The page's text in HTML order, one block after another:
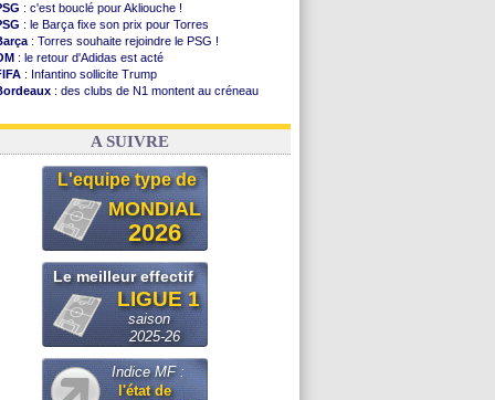
: c'est bouclé pour Akliouche !
: le Barça fixe son prix pour Torres
: Torres souhaite rejoindre le PSG !
: le retour d'Adidas est acté
: Infantino sollicite Trump
: des clubs de N1 montent au créneau
: le démenti de Leipzig pour Diomandé
A SUIVRE
L'equipe type de
MONDIAL
2026
Le meilleur effectif
LIGUE 1
saison
2025-26
Indice MF :
l'état de